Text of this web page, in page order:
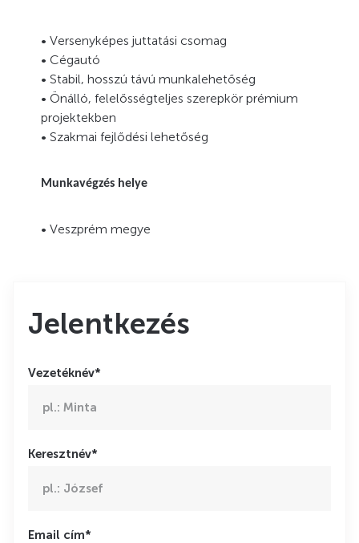
• Versenyképes juttatási csomag
• Cégautó
• Stabil, hosszú távú munkalehetőség
• Önálló, felelősségteljes szerepkör prémium
projektekben
• Szakmai fejlődési lehetőség
Munkavégzés helye
• Veszprém megye
Jelentkezés
Vezetéknév*
Keresztnév*
Email cím*